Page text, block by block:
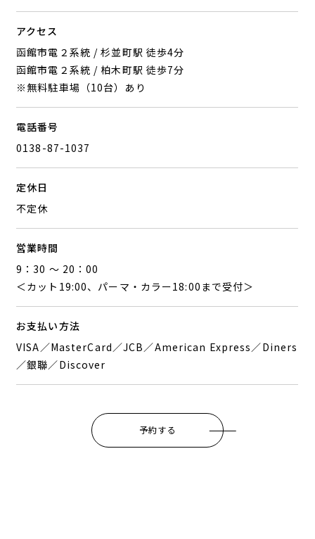
アクセス
函館市電２系統 / 杉並町駅 徒歩4分
函館市電２系統 / 柏木町駅 徒歩7分
※無料駐車場（10台）あり
電話番号
0138-87-1037
定休日
不定休
営業時間
9：30 ～ 20：00
＜カット19:00、パーマ・カラー18:00まで受付＞
お支払い方法
VISA／MasterCard／JCB／American Express／Diners
／銀聯／Discover
予約する